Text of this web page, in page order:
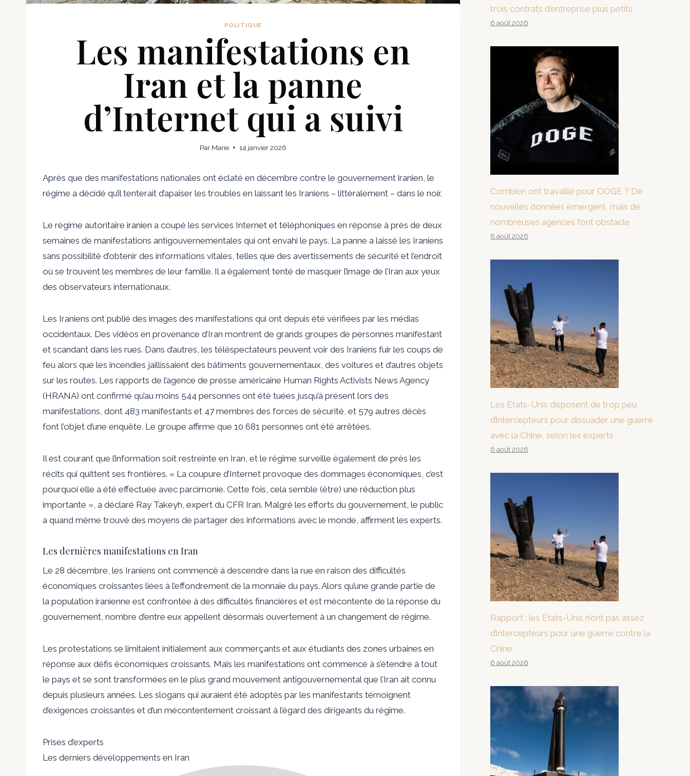
POLITIQUE
Les manifestations en
Iran et la panne
d’Internet qui a suivi
Par Marie 14 janvier 2026
Après que des manifestations nationales ont éclaté en décembre contre le gouvernement iranien, le
régime a décidé qu’il tenterait d’apaiser les troubles en laissant les Iraniens – littéralement – ​​dans le noir.
Le régime autoritaire iranien a coupé les services Internet et téléphoniques en réponse à près de deux
semaines de manifestations antigouvernementales qui ont envahi le pays. La panne a laissé les Iraniens
sans possibilité d’obtenir des informations vitales, telles que des avertissements de sécurité et l’endroit
où se trouvent les membres de leur famille. Il a également tenté de masquer l’image de l’Iran aux yeux
des observateurs internationaux.
Les Iraniens ont publié des images des manifestations qui ont depuis été vérifiées par les médias
occidentaux. Des vidéos en provenance d’Iran montrent de grands groupes de personnes manifestant
et scandant dans les rues. Dans d’autres, les téléspectateurs peuvent voir des Iraniens fuir les coups de
feu alors que les incendies jaillissaient des bâtiments gouvernementaux, des voitures et d’autres objets
sur les routes. Les rapports de l’agence de presse américaine Human Rights Activists News Agency
(HRANA) ont confirmé qu’au moins 544 personnes ont été tuées jusqu’à présent lors des
manifestations, dont 483 manifestants et 47 membres des forces de sécurité, et 579 autres décès
font l’objet d’une enquête. Le groupe affirme que 10 681 personnes ont été arrêtées.
Il est courant que l’information soit restreinte en Iran, et le régime surveille également de près les
récits qui quittent ses frontières. « La coupure d’Internet provoque des dommages économiques, c’est
pourquoi elle a été effectuée avec parcimonie. Cette fois, cela semble (être) une réduction plus
importante », a déclaré Ray Takeyh, expert du CFR Iran. Malgré les efforts du gouvernement, le public
a quand même trouvé des moyens de partager des informations avec le monde, affirment les experts.
Les dernières manifestations en Iran
Le 28 décembre, les Iraniens ont commencé à descendre dans la rue en raison des difficultés
économiques croissantes liées à l’effondrement de la monnaie du pays. Alors qu’une grande partie de
la population iranienne est confrontée à des difficultés financières et est mécontente de la réponse du
gouvernement, nombre d’entre eux appellent désormais ouvertement à un changement de régime.
Les protestations se limitaient initialement aux commerçants et aux étudiants des zones urbaines en
réponse aux défis économiques croissants. Mais les manifestations ont commencé à s’étendre à tout
le pays et se sont transformées en le plus grand mouvement antigouvernemental que l’Iran ait connu
depuis plusieurs années. Les slogans qui auraient été adoptés par les manifestants témoignent
d’exigences croissantes et d’un mécontentement croissant à l’égard des dirigeants du régime.
Prises d’experts
Les derniers développements en Iran
trois contrats d’entreprise plus petits
6 août 2026
Combien ont travaillé pour DOGE ? De
nouvelles données émergent, mais de
nombreuses agences font obstacle
6 août 2026
Les États-Unis disposent de trop peu
d’intercepteurs pour dissuader une guerre
avec la Chine, selon les experts
6 août 2026
Rapport : les États-Unis n’ont pas assez
d’intercepteurs pour une guerre contre la
Chine
6 août 2026